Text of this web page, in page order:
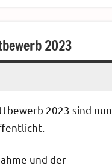
2023
2023 sind nun
und der